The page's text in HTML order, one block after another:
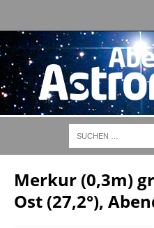
Merkur (0,3m)
Ost (27,2°),